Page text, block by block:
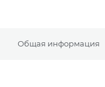
Общая информация